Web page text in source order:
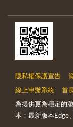
隱私權保護宣告
線上申辦系統 首
為提供更為穩定的
本：最新版本Edge